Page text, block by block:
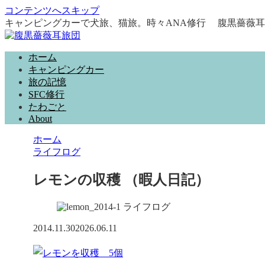
コンテンツへスキップ
キャンピングカーで犬旅、猫旅。時々ANA修行 腹黒薔薇
ホーム
キャンピングカー
旅の記憶
SFC修行
たわごと
About
ホーム
ライフログ
レモンの収穫 （暇人日記）
ライフログ
2014.11.302026.06.11